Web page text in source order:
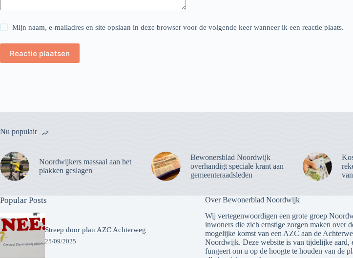
Mijn naam, e-mailadres en site opslaan in deze browser voor de volgende keer wanneer ik een reactie plaats.
Reactie plaatsen
Nu populair
Noordwijkers massaal aan het
plakken geslagen
Bewonersblad Noordwijk
overhandigt speciale krant aan
gemeenteraadsleden
Popular Posts
Streep door plan AZC Achterweg
25/09/2025
Over Bewonerblad Noordwijk
Wij vertegenwoordigen een grote groep
inwoners die zich ernstige zorgen maken over
mogelijke komst van een AZC aan de
Noordwijk. Deze website is van tijdelijke aard,
fungeert om u op de hoogte te houden van de